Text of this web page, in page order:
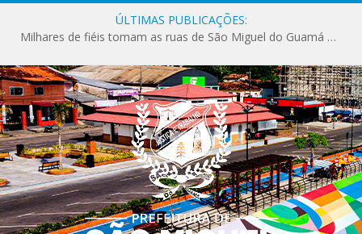
ÚLTIMAS PUBLICAÇÕES:
Milhares de fiéis tomam as ruas de São Miguel do Guamá em uma grande celebração de fé na Marcha para Jesus 2026.